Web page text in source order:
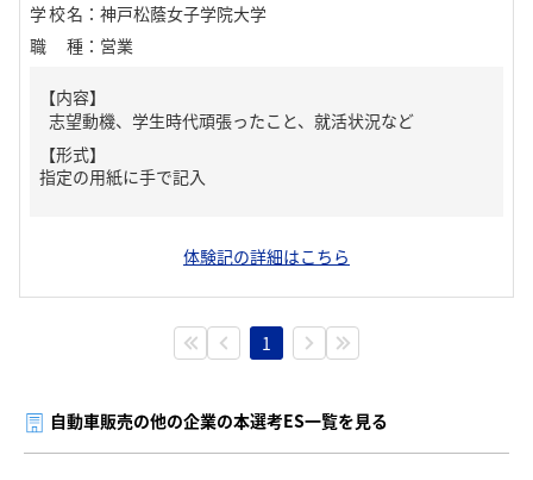
学校名 ： 神戸松蔭女子学院大学
職種 ： 営業
【内容】
志望動機、学生時代頑張ったこと、就活状況など
【形式】
指定の用紙に手で記入
体験記の詳細はこちら
1
自動車販売の他の企業の本選考ES一覧を見る